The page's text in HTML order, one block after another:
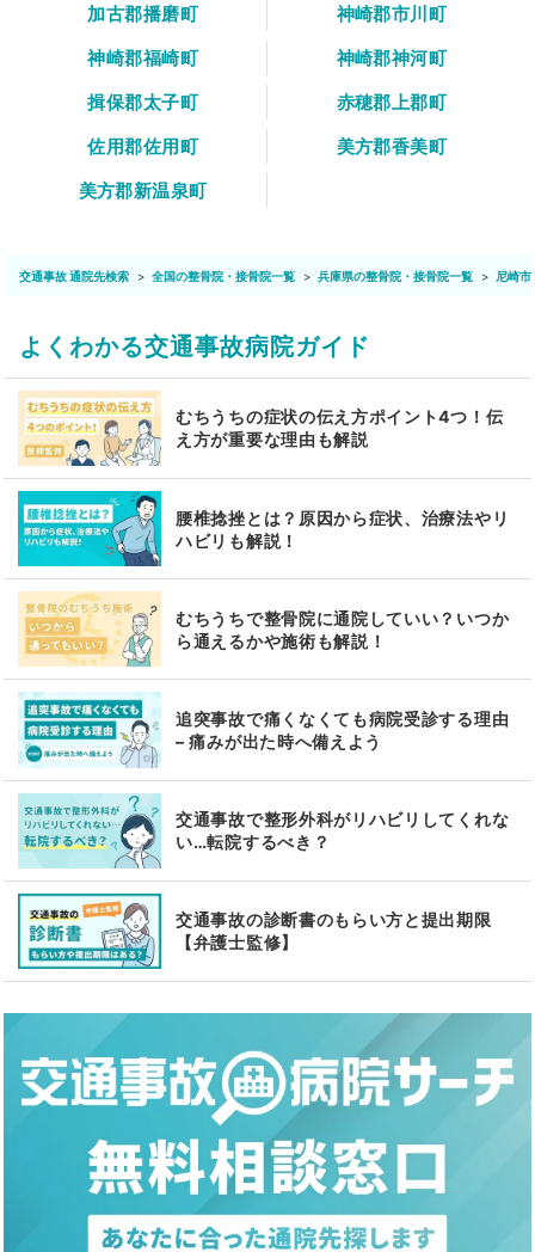
加古郡播磨町
神崎郡市川町
神崎郡福崎町
神崎郡神河町
揖保郡太子町
赤穂郡上郡町
佐用郡佐用町
美方郡香美町
美方郡新温泉町
交通事故 通院先検索 全国の整骨院・接骨院一覧 兵庫県の整骨院・接骨院一覧 尼崎市
よくわかる交通事故病院ガイド
むちうちの症状の伝え方ポイント4つ！伝
え方が重要な理由も解説
腰椎捻挫とは？原因から症状、治療法やリ
ハビリも解説！
むちうちで整骨院に通院していい？いつか
ら通えるかや施術も解説！
追突事故で痛くなくても病院受診する理由
– 痛みが出た時へ備えよう
交通事故で整形外科がリハビリしてくれな
い…転院するべき？
交通事故の診断書のもらい方と提出期限
【弁護士監修】